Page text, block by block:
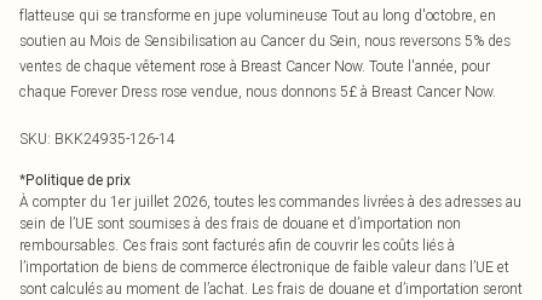
flatteuse qui se transforme en jupe volumineuse Tout au long d'octobre, en
soutien au Mois de Sensibilisation au Cancer du Sein, nous reversons 5% des
ventes de chaque vêtement rose à Breast Cancer Now. Toute l'année, pour
chaque Forever Dress rose vendue, nous donnons 5£ à Breast Cancer Now.
SKU: BKK24935-126-14
*Politique de prix
À compter du 1er juillet 2026, toutes les commandes livrées à des adresses au
sein de l’UE sont soumises à des frais de douane et d’importation non
remboursables. Ces frais sont facturés afin de couvrir les coûts liés à
l’importation de biens de commerce électronique de faible valeur dans l’UE et
sont calculés au moment de l’achat. Les frais de douane et d’importation seront